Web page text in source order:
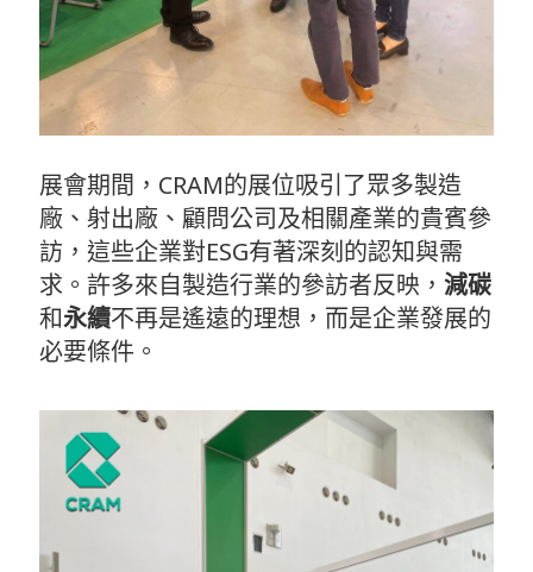
展會期間，CRAM的展位吸引了眾多製造
廠、射出廠、顧問公司及相關產業的貴賓參
訪，這些企業對ESG有著深刻的認知與需
求。許多來自製造行業的參訪者反映，減碳
和永續不再是遙遠的理想，而是企業發展的
必要條件。